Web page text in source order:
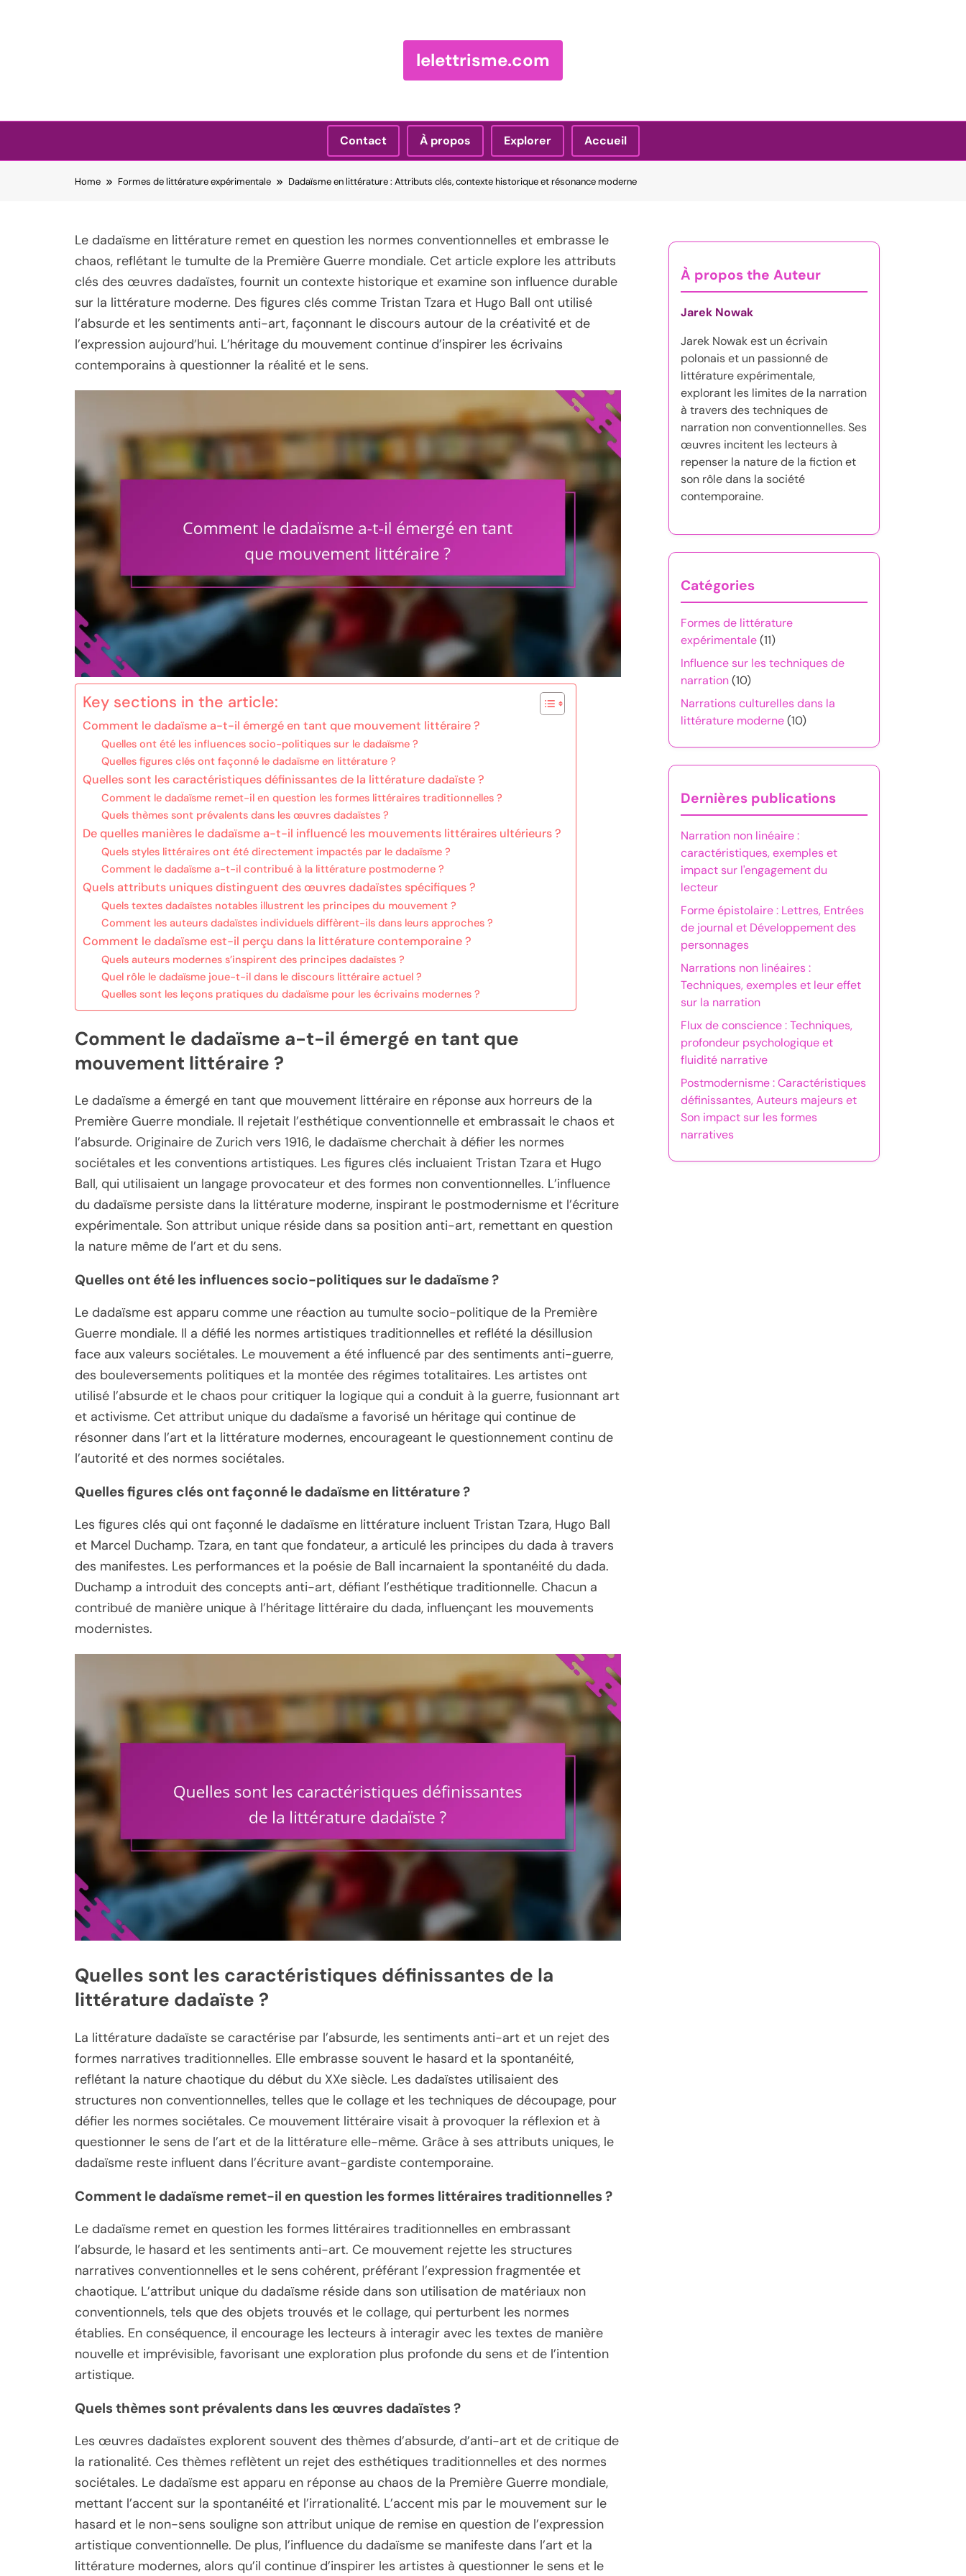
lelettrisme.com
Contact À propos Explorer
Accueil
Home Formes de littérature expérimentale Dadaïsme en littérature : Attributs clés, contexte historique et résonance moderne
Le dadaïsme en littérature remet en question les normes conventionnelles et embrasse le
chaos, reflétant le tumulte de la Première Guerre mondiale. Cet article explore les attributs
clés des œuvres dadaïstes, fournit un contexte historique et examine son influence durable
sur la littérature moderne. Des figures clés comme Tristan Tzara et Hugo Ball ont utilisé
l’absurde et les sentiments anti-art, façonnant le discours autour de la créativité et de
l’expression aujourd’hui. L’héritage du mouvement continue d’inspirer les écrivains
contemporains à questionner la réalité et le sens.
Key sections in the article:
Comment le dadaïsme a-t-il émergé en tant que mouvement littéraire ?
Quelles ont été les influences socio-politiques sur le dadaïsme ?
Quelles figures clés ont façonné le dadaïsme en littérature ?
Quelles sont les caractéristiques définissantes de la littérature dadaïste ?
Comment le dadaïsme remet-il en question les formes littéraires traditionnelles ?
Quels thèmes sont prévalents dans les œuvres dadaïstes ?
De quelles manières le dadaïsme a-t-il influencé les mouvements littéraires ultérieurs ?
Quels styles littéraires ont été directement impactés par le dadaïsme ?
Comment le dadaïsme a-t-il contribué à la littérature postmoderne ?
Quels attributs uniques distinguent des œuvres dadaïstes spécifiques ?
Quels textes dadaïstes notables illustrent les principes du mouvement ?
Comment les auteurs dadaïstes individuels diffèrent-ils dans leurs approches ?
Comment le dadaïsme est-il perçu dans la littérature contemporaine ?
Quels auteurs modernes s’inspirent des principes dadaïstes ?
Quel rôle le dadaïsme joue-t-il dans le discours littéraire actuel ?
Quelles sont les leçons pratiques du dadaïsme pour les écrivains modernes ?
Comment le dadaïsme a-t-il émergé en tant que
mouvement littéraire ?
Le dadaïsme a émergé en tant que mouvement littéraire en réponse aux horreurs de la
Première Guerre mondiale. Il rejetait l’esthétique conventionnelle et embrassait le chaos et
l’absurde. Originaire de Zurich vers 1916, le dadaïsme cherchait à défier les normes
sociétales et les conventions artistiques. Les figures clés incluaient Tristan Tzara et Hugo
Ball, qui utilisaient un langage provocateur et des formes non conventionnelles. L’influence
du dadaïsme persiste dans la littérature moderne, inspirant le postmodernisme et l’écriture
expérimentale. Son attribut unique réside dans sa position anti-art, remettant en question
la nature même de l’art et du sens.
Quelles ont été les influences socio-politiques sur le dadaïsme ?
Le dadaïsme est apparu comme une réaction au tumulte socio-politique de la Première
Guerre mondiale. Il a défié les normes artistiques traditionnelles et reflété la désillusion
face aux valeurs sociétales. Le mouvement a été influencé par des sentiments anti-guerre,
des bouleversements politiques et la montée des régimes totalitaires. Les artistes ont
utilisé l’absurde et le chaos pour critiquer la logique qui a conduit à la guerre, fusionnant art
et activisme. Cet attribut unique du dadaïsme a favorisé un héritage qui continue de
résonner dans l’art et la littérature modernes, encourageant le questionnement continu de
l’autorité et des normes sociétales.
Quelles figures clés ont façonné le dadaïsme en littérature ?
Les figures clés qui ont façonné le dadaïsme en littérature incluent Tristan Tzara, Hugo Ball
et Marcel Duchamp. Tzara, en tant que fondateur, a articulé les principes du dada à travers
des manifestes. Les performances et la poésie de Ball incarnaient la spontanéité du dada.
Duchamp a introduit des concepts anti-art, défiant l’esthétique traditionnelle. Chacun a
contribué de manière unique à l’héritage littéraire du dada, influençant les mouvements
modernistes.
Quelles sont les caractéristiques définissantes de la
littérature dadaïste ?
La littérature dadaïste se caractérise par l’absurde, les sentiments anti-art et un rejet des
formes narratives traditionnelles. Elle embrasse souvent le hasard et la spontanéité,
reflétant la nature chaotique du début du XXe siècle. Les dadaïstes utilisaient des
structures non conventionnelles, telles que le collage et les techniques de découpage, pour
défier les normes sociétales. Ce mouvement littéraire visait à provoquer la réflexion et à
questionner le sens de l’art et de la littérature elle-même. Grâce à ses attributs uniques, le
dadaïsme reste influent dans l’écriture avant-gardiste contemporaine.
Comment le dadaïsme remet-il en question les formes littéraires traditionnelles ?
Le dadaïsme remet en question les formes littéraires traditionnelles en embrassant
l’absurde, le hasard et les sentiments anti-art. Ce mouvement rejette les structures
narratives conventionnelles et le sens cohérent, préférant l’expression fragmentée et
chaotique. L’attribut unique du dadaïsme réside dans son utilisation de matériaux non
conventionnels, tels que des objets trouvés et le collage, qui perturbent les normes
établies. En conséquence, il encourage les lecteurs à interagir avec les textes de manière
nouvelle et imprévisible, favorisant une exploration plus profonde du sens et de l’intention
artistique.
Quels thèmes sont prévalents dans les œuvres dadaïstes ?
Les œuvres dadaïstes explorent souvent des thèmes d’absurde, d’anti-art et de critique de
la rationalité. Ces thèmes reflètent un rejet des esthétiques traditionnelles et des normes
sociétales. Le dadaïsme est apparu en réponse au chaos de la Première Guerre mondiale,
mettant l’accent sur la spontanéité et l’irrationalité. L’accent mis par le mouvement sur le
hasard et le non-sens souligne son attribut unique de remise en question de l’expression
artistique conventionnelle. De plus, l’influence du dadaïsme se manifeste dans l’art et la
littérature modernes, alors qu’il continue d’inspirer les artistes à questionner le sens et le
À propos the Auteur
Jarek Nowak
Jarek Nowak est un écrivain
polonais et un passionné de
littérature expérimentale,
explorant les limites de la narration
à travers des techniques de
narration non conventionnelles. Ses
œuvres incitent les lecteurs à
repenser la nature de la fiction et
son rôle dans la société
contemporaine.
Catégories
Formes de littérature
expérimentale(11)
Influence sur les techniques de
narration(10)
Narrations culturelles dans la
littérature moderne(10)
Dernières publications
Narration non linéaire :
caractéristiques, exemples et
impact sur l'engagement du
lecteur
Forme épistolaire : Lettres, Entrées
de journal et Développement des
personnages
Narrations non linéaires :
Techniques, exemples et leur effet
sur la narration
Flux de conscience : Techniques,
profondeur psychologique et
fluidité narrative
Postmodernisme : Caractéristiques
définissantes, Auteurs majeurs et
Son impact sur les formes
narratives